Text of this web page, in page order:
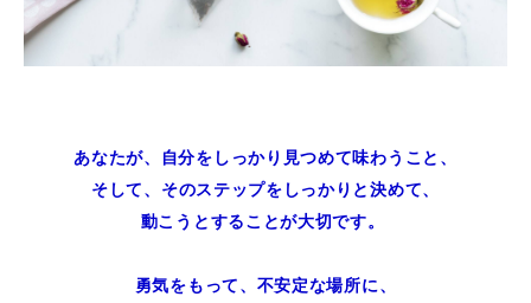
あなたが、自分をしっかり見つめて味わうこと、
そして、そのステップをしっかりと決めて、
動こうとすることが大切です。
勇気をもって、不安定な場所に、